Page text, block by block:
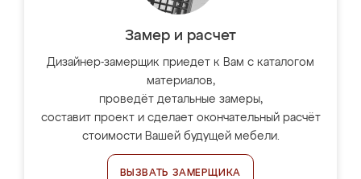
Замер и расчет
Дизайнер-замерщик приедет к Вам с каталогом
материалов,
проведёт детальные замеры,
составит проект и сделает окончательный расчёт
стоимости Вашей будущей мебели.
ВЫЗВАТЬ ЗАМЕРЩИКА